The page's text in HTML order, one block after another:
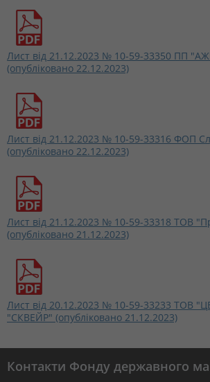
Лист від 21.12.2023 № 10-59-33350 ПП
(опубліковано 22.12.2023)
Лист від 21.12.2023 № 10-59-33316 ФОП
(опубліковано 22.12.2023)
Лист від 21.12.2023 № 10-59-33318 ТОВ
(опубліковано 21.12.2023)
Лист від 20.12.2023 № 10-59-33233 ТОВ
"СКВЕЙР" (опубліковано 21.12.2023)
Контакти Фонду державного